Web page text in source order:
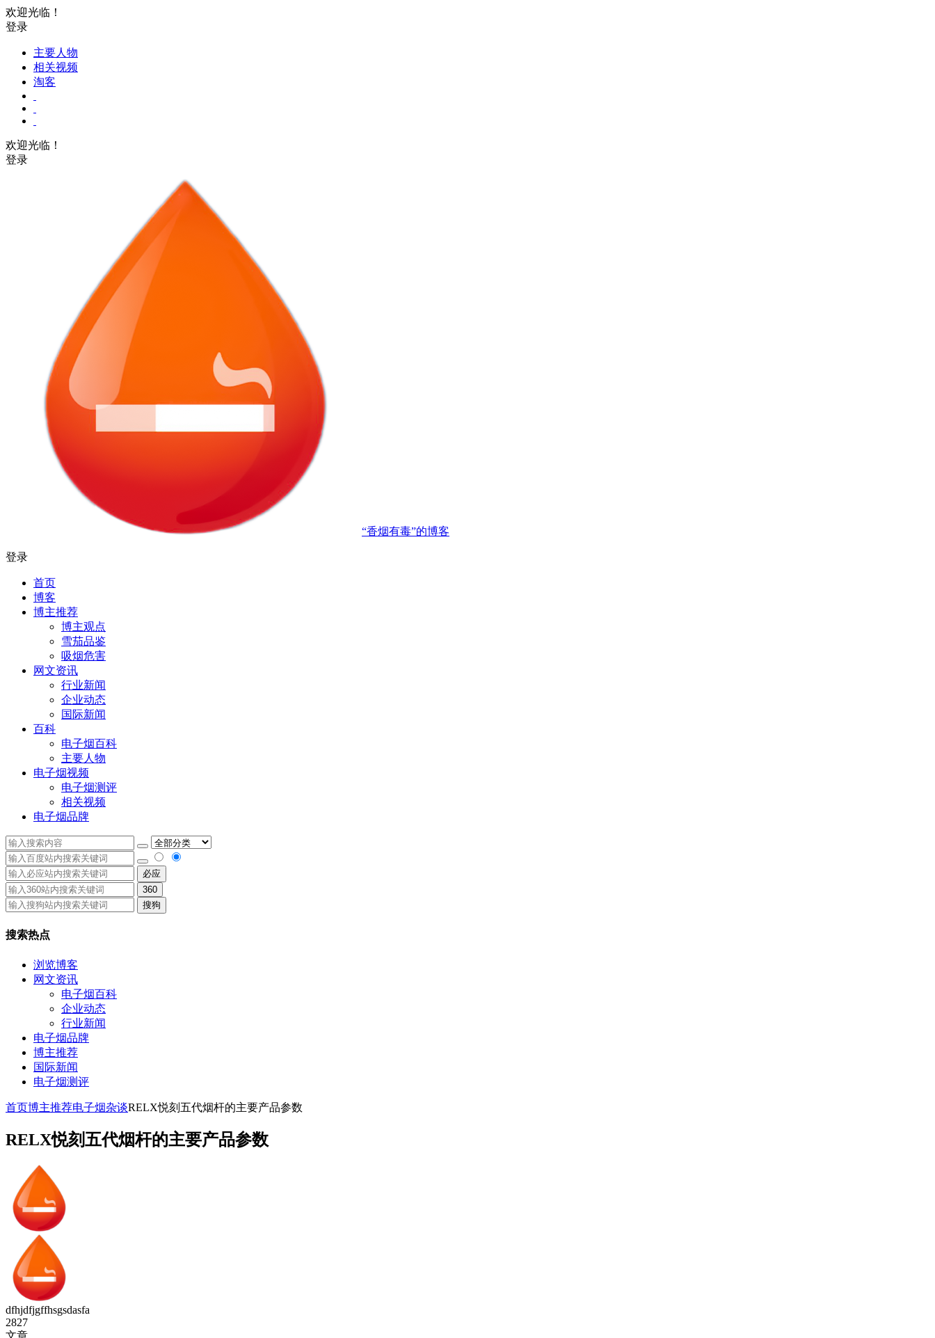
欢迎光临！
登录
主要人物
相关视频
淘客
欢迎光临！
登录
“香烟有毒”的博客
登录
首页
博客
博主推荐
博主观点
雪茄品鉴
吸烟危害
网文资讯
行业新闻
企业动态
国际新闻
百科
电子烟百科
主要人物
电子烟视频
电子烟测评
相关视频
电子烟品牌
必应
360
搜狗
搜索热点
浏览博客
网文资讯
电子烟百科
企业动态
行业新闻
电子烟品牌
博主推荐
国际新闻
电子烟测评
首页博主推荐电子烟杂谈RELX悦刻五代烟杆的主要产品参数
RELX悦刻五代烟杆的主要产品参数
dfhjdfjgffhsgsdasfa
2827